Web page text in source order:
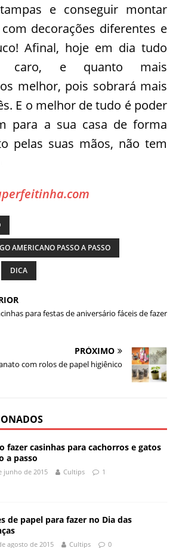
e conseguir montar
decorações diferentes e
Afinal, hoje em dia tudo
caro, e quanto mais
melhor, pois sobrará mais
E o melhor de tudo é poder
para a sua casa de forma
pelas suas mãos, não tem
AMERICANO PASSO A PASSO
DICA
para festas de aniversário fáceis de fazer
PRÓXIMO
com rolos de papel higiênico
fazer casinhas para cachorros e gatos
a passo
junho de 2015 Cultips 1
de papel para fazer no Dia das
agosto de 2015 Cultips 0